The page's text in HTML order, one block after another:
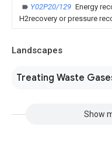
Y02P20/129 Energy
H2recovery or pressure
Landscapes
Treating Waste
Show